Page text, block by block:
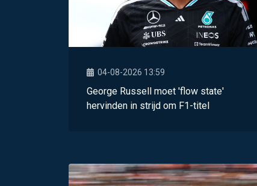
04-08-2026 13:59
George Russell moet 'flow state'
hervinden in strijd om F1-titel